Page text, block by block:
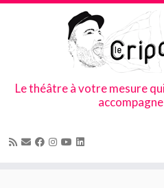
Le théâtre à votre mesure